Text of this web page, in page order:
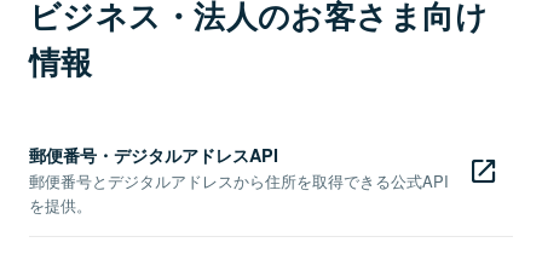
ビジネス・法人のお客さま向け
情報
郵便番号・デジタルアドレスAPI
郵便番号とデジタルアドレスから住所を取得できる公式API
を提供。